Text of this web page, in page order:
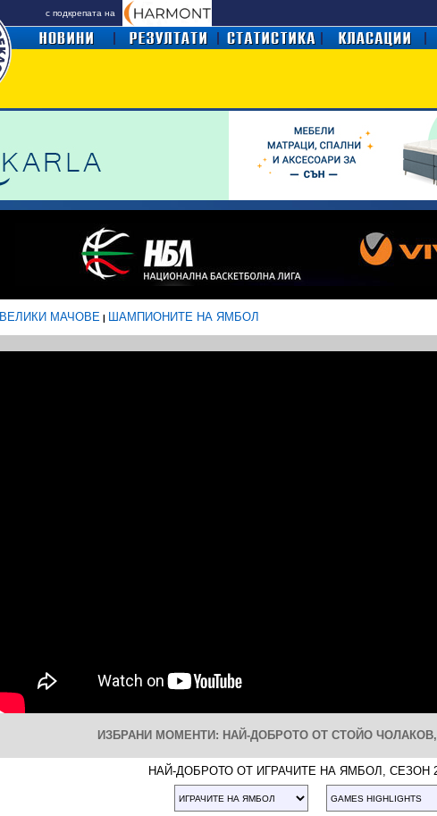
с подкрепата на
ВЕЛИКИ МАЧОВЕ | ШАМПИОНИТЕ НА ЯМБОЛ
ИЗБРАНИ МОМЕНТИ: НАЙ-ДОБРОТО ОТ СТОЙО ЧОЛАКОВ,
НАЙ-ДОБРОТО ОТ ИГРАЧИТЕ НА ЯМБОЛ, СЕЗОН